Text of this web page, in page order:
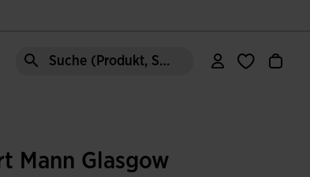
Suche (Produkt, Stil, Bereich, etc.)
Mann Glasgow